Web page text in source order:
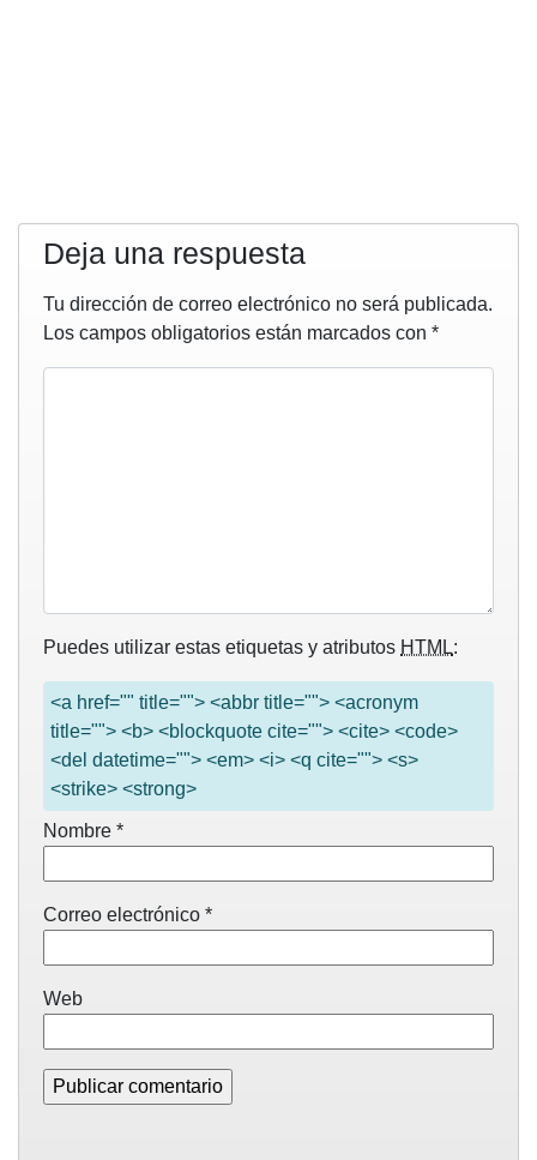
Deja una respuesta
Tu dirección de correo electrónico no será publicada.
Los campos obligatorios están marcados con *
Puedes utilizar estas etiquetas y atributos HTML:
<a href="" title=""> <abbr title=""> <acronym
title=""> <b> <blockquote cite=""> <cite> <code>
<del datetime=""> <em> <i> <q cite=""> <s>
<strike> <strong>
Nombre *
Correo electrónico *
Web